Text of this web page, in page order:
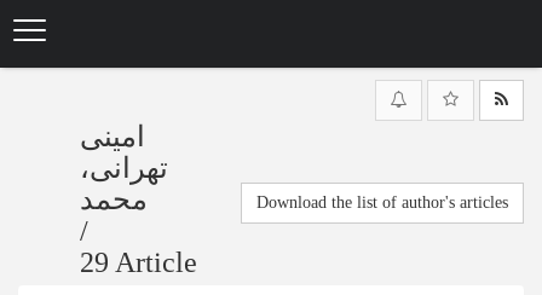
امینی
تهرانی،
محمد
/
29 Article
Download the list of author's articles